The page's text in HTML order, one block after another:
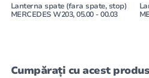
Lanterna spate (fara spate, stop)
MERCEDES W203, 05.00 - 00.03
Cumpărați cu acest produs